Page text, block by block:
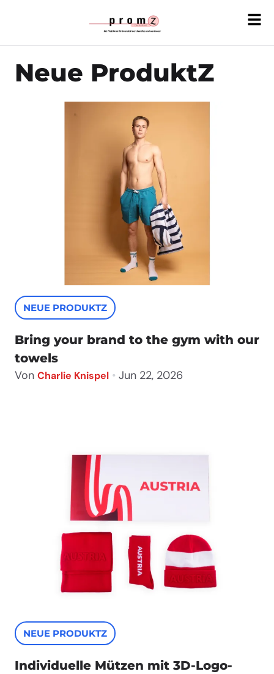
Neue ProduktZ
NEUE PRODUKTZ
Bring your brand to the gym with our
towels
Von Charlie Knispel • Jun 22, 2026
NEUE PRODUKTZ
Individuelle Mützen mit 3D-Logo-